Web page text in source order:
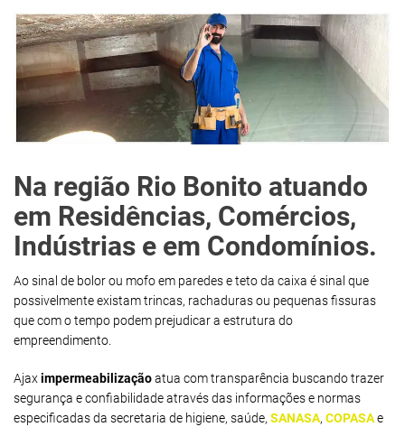
Na região Rio Bonito atuando
em Residências, Comércios,
Indústrias e em Condomínios.
Ao sinal de bolor ou mofo em paredes e teto da caixa é sinal que
possivelmente existam trincas, rachaduras ou pequenas fissuras
que com o tempo podem prejudicar a estrutura do
empreendimento.
Ajaximpermeabilizaçãoatua com transparência buscando trazer
segurança e confiabilidade através das informações e normas
especificadas da secretaria de higiene, saúde, SANASA, COPASAe